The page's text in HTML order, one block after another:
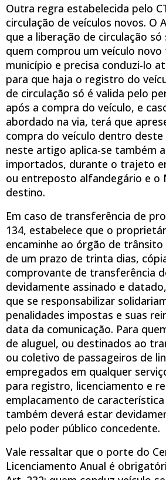
Outra regra estabelecida pelo
circulação de veículos novos. O
que a liberação de circulação só
quem comprou um veículo
município e precisa conduzi-lo
para que haja o registro do
de circulação só é valida pelo
após a compra do veículo, e
abordado na via, terá que
compra do veículo dentro
neste artigo aplica-se também
importados, durante o trajeto
ou entreposto alfandegário e o
destino.
Em caso de transferência de
134, estabelece que o
encaminhe ao órgão de
de um prazo de trinta dias,
comprovante de transferência
devidamente assinado e
que se responsabilizar
penalidades impostas e suas
data da comunicação. Para
de aluguel, ou destinados ao
ou coletivo de passageiros de
empregados em qualquer
para registro, licenciamento e
emplacamento de
também deverá estar
pelo poder público concedente.
Vale ressaltar que o porte do
Licenciamento Anual é